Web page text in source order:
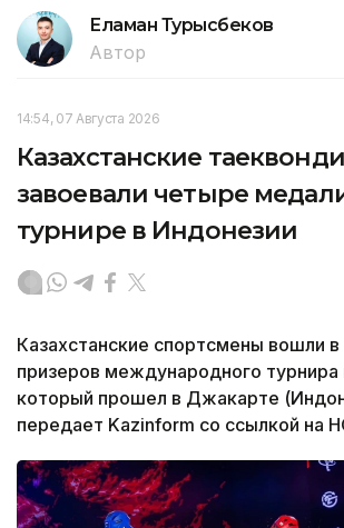
Еламан Турысбеков
Автор
14:54, 07 Августа 2026
Казахстанские
завоевали четыре
турнире в Индонезии
Казахстанские спортсмены вошли в
призеров международного турнира
который прошел в Джакарте
передает Kazinform со ссылкой на